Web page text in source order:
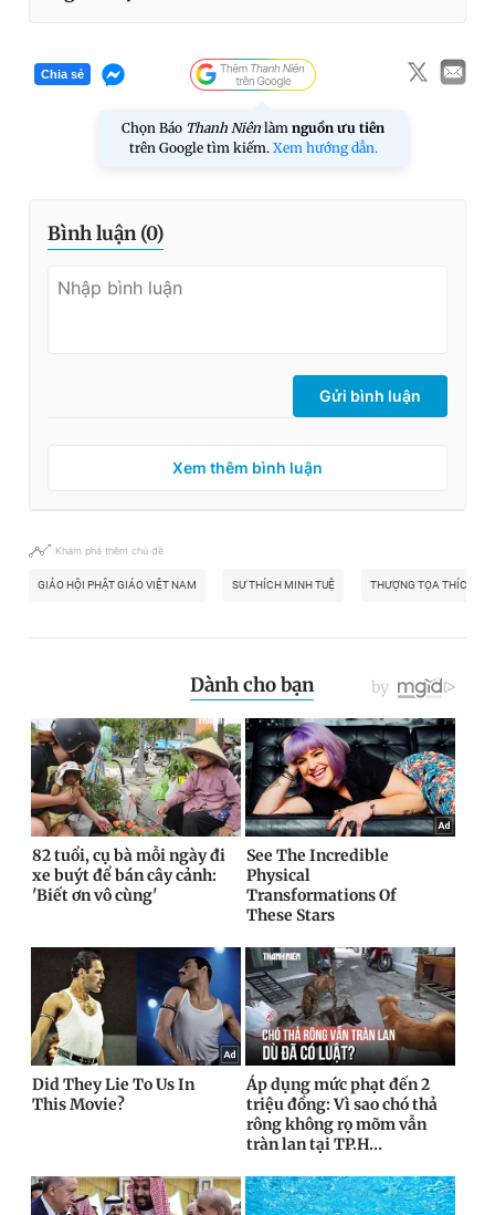
Chia sẻ
Chọn Báo Thanh Niên làm nguồn ưu tiên
trên Google tìm kiếm. Xem hướng dẫn.
Bình luận (0)
Gửi bình luận
Xem thêm bình luận
Khám phá thêm chủ đề
GIÁO HỘI PHẬT GIÁO VIỆT NAM SƯ THÍCH MINH TUỆ THƯỢNG TỌA THÍCH